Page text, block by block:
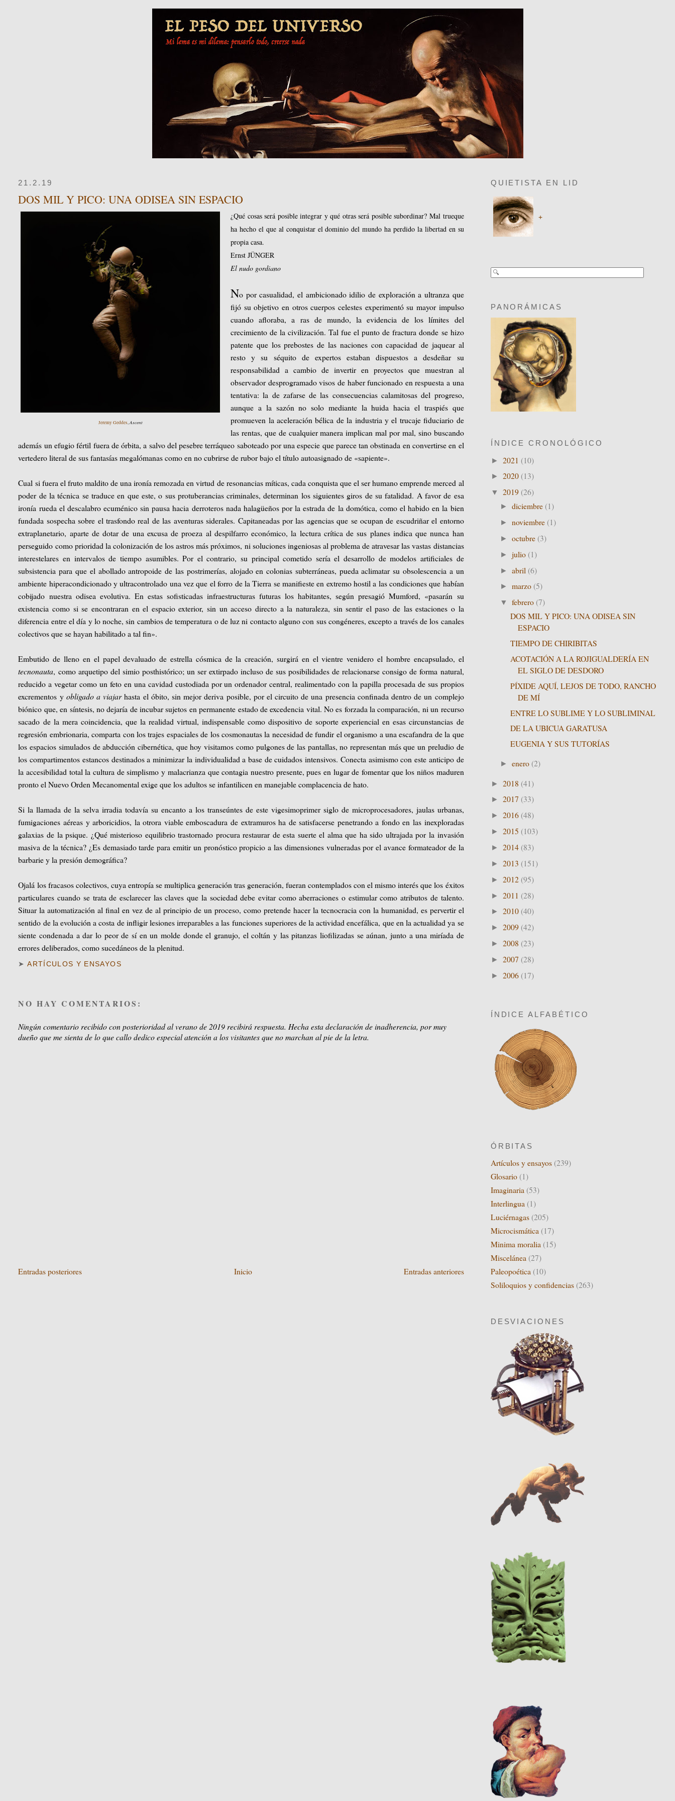
21.2.19
DOS MIL Y PICO: UNA ODISEA SIN ESPACIO
Jeremy Geddes,Ascent
¿Qué cosas será posible integrar y qué otras será posible subordinar? Mal trueque
ha hecho el que al conquistar el dominio del mundo ha perdido la libertad en su
propia casa.
Ernst JÜNGER
El nudo gordiano
No por casualidad, el ambicionado idilio de exploración a ultranza que
fijó su objetivo en otros cuerpos celestes experimentó su mayor impulso
cuando afloraba, a ras de mundo, la evidencia de los límites del
crecimiento de la civilización. Tal fue el punto de fractura donde se hizo
patente que los prebostes de las naciones con capacidad de jaquear al
resto y su séquito de expertos estaban dispuestos a desdeñar su
responsabilidad a cambio de invertir en proyectos que muestran al
observador desprogramado visos de haber funcionado en respuesta a una
tentativa: la de zafarse de las consecuencias calamitosas del progreso,
aunque a la sazón no solo mediante la huida hacia el traspiés que
promueven la aceleración bélica de la industria y el trucaje fiduciario de
las rentas, que de cualquier manera implican mal por mal, sino buscando
además un efugio fértil fuera de órbita, a salvo del pesebre terráqueo saboteado por una especie que parece tan obstinada en convertirse en el
vertedero literal de sus fantasías megalómanas como en no cubrirse de rubor bajo el título autoasignado de «sapiente».
Cual si fuera el fruto maldito de una ironía remozada en virtud de resonancias míticas, cada conquista que el ser humano emprende merced al
poder de la técnica se traduce en que este, o sus protuberancias criminales, determinan los siguientes giros de su fatalidad. A favor de esa
ironía rueda el descalabro ecuménico sin pausa hacia derroteros nada halagüeños por la estrada de la domótica, como el habido en la bien
fundada sospecha sobre el trasfondo real de las aventuras siderales. Capitaneadas por las agencias que se ocupan de escudriñar el entorno
extraplanetario, aparte de dotar de una excusa de proeza al despilfarro económico, la lectura crítica de sus planes indica que nunca han
perseguido como prioridad la colonización de los astros más próximos, ni soluciones ingeniosas al problema de atravesar las vastas distancias
interestelares en intervalos de tiempo asumibles. Por el contrario, su principal cometido sería el desarrollo de modelos artificiales de
subsistencia para que el abollado antropoide de las postrimerías, alojado en colonias subterráneas, pueda aclimatar su obsolescencia a un
ambiente hiperacondicionado y ultracontrolado una vez que el forro de la Tierra se manifieste en extremo hostil a las condiciones que habían
cobijado nuestra odisea evolutiva. En estas sofisticadas infraestructuras futuras los habitantes, según presagió Mumford, «pasarán su
existencia como si se encontraran en el espacio exterior, sin un acceso directo a la naturaleza, sin sentir el paso de las estaciones o la
diferencia entre el día y lo noche, sin cambios de temperatura o de luz ni contacto alguno con sus congéneres, excepto a través de los canales
colectivos que se hayan habilitado a tal fin».
Embutido de lleno en el papel devaluado de estrella cósmica de la creación, surgirá en el vientre venidero el hombre encapsulado, el
tecnonauta, como arquetipo del simio posthistórico; un ser extirpado incluso de sus posibilidades de relacionarse consigo de forma natural,
reducido a vegetar como un feto en una cavidad custodiada por un ordenador central, realimentado con la papilla procesada de sus propios
excrementos y obligado a viajarhasta el óbito, sin mejor deriva posible, por el circuito de una presencia confinada dentro de un complejo
biónico que, en síntesis, no dejaría de incubar sujetos en permanente estado de excedencia vital. No es forzada la comparación, ni un recurso
sacado de la mera coincidencia, que la realidad virtual, indispensable como dispositivo de soporte experiencial en esas circunstancias de
regresión embrionaria, comparta con los trajes espaciales de los cosmonautas la necesidad de fundir el organismo a una escafandra de la que
los espacios simulados de abducción cibernética, que hoy visitamos como pulgones de las pantallas, no representan más que un preludio de
los compartimentos estancos destinados a minimizar la individualidad a base de cuidados intensivos. Conecta asimismo con este anticipo de
la accesibilidad total la cultura de simplismo y malacrianza que contagia nuestro presente, pues en lugar de fomentar que los niños maduren
pronto el Nuevo Orden Mecanomental exige que los adultos se infantilicen en manejable complacencia de hato.
Si la llamada de la selva irradia todavía su encanto a los transeúntes de este vigesimoprimer siglo de microprocesadores, jaulas urbanas,
fumigaciones aéreas y arboricidios, la otrora viable emboscadura de extramuros ha de satisfacerse penetrando a fondo en las inexploradas
galaxias de la psique. ¿Qué misterioso equilibrio trastornado procura restaurar de esta suerte el alma que ha sido ultrajada por la invasión
masiva de la técnica? ¿Es demasiado tarde para emitir un pronóstico propicio a las dimensiones vulneradas por el avance formateador de la
barbarie y la presión demográfica?
Ojalá los fracasos colectivos, cuya entropía se multiplica generación tras generación, fueran contemplados con el mismo interés que los éxitos
particulares cuando se trata de esclarecer las claves que la sociedad debe evitar como aberraciones o estimular como atributos de talento.
Situar la automatización al final en vez de al principio de un proceso, como pretende hacer la tecnocracia con la humanidad, es pervertir el
sentido de la evolución a costa de infligir lesiones irreparables a las funciones superiores de la actividad encefálica, que en la actualidad ya se
siente condenada a dar lo peor de sí en un molde donde el granujo, el coltán y las pitanzas liofilizadas se aúnan, junto a una miríada de
errores deliberados, como sucedáneos de la plenitud.
➤ARTÍCULOS Y ENSAYOS
NO HAY COMENTARIOS:
Ningún comentario recibido con posterioridad al verano de 2019 recibirá respuesta. Hecha esta declaración de inadherencia, por muy
dueño que me sienta de lo que callo dedico especial atención a los visitantes que no marchan al pie de la letra.
Entradas posteriores Entradas anteriores
Inicio
QUIETISTA EN LID
+
PANORÁMICAS
ÍNDICE CRONOLÓGICO
► 2021 (10)
► 2020 (13)
▼ 2019 (26)
►diciembre (1)
►noviembre (1)
►octubre (3)
►julio (1)
►abril (6)
►marzo (5)
▼febrero (7)
DOS MIL Y PICO: UNA ODISEA SIN
ESPACIO
TIEMPO DE CHIRIBITAS
ACOTACIÓN A LA ROJIGUALDERÍA EN
EL SIGLO DE DESDORO
PÍXIDE AQUÍ, LEJOS DE TODO, RANCHO
DE MÍ
ENTRE LO SUBLIME Y LO SUBLIMINAL
DE LA UBICUA GARATUSA
EUGENIA Y SUS TUTORÍAS
►enero (2)
► 2018 (41)
► 2017 (33)
► 2016 (48)
► 2015 (103)
► 2014 (83)
► 2013 (151)
► 2012 (95)
► 2011 (28)
► 2010 (40)
► 2009 (42)
► 2008 (23)
► 2007 (28)
► 2006 (17)
ÍNDICE ALFABÉTICO
ÓRBITAS
Artículos y ensayos (239)
Glosario (1)
Imaginaria (53)
Interlingua (1)
Luciérnagas (205)
Microcismática (17)
Minima moralia (15)
Miscelánea (27)
Paleopoética (10)
Soliloquios y confidencias (263)
DESVIACIONES